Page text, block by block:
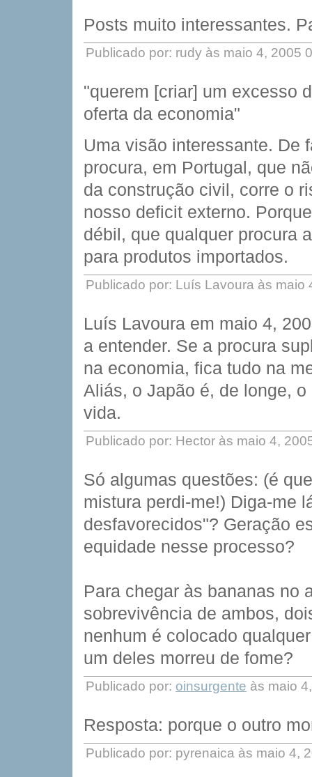
Posts muito interessantes.
Publicado por: rudy às maio 4, 2005
"querem [criar] um excesso
oferta da economia"
Uma visão interessante. De
procura, em Portugal, que
da construção civil, corre o
nosso deficit externo.
débil, que qualquer procura
para produtos importados.
Publicado por: Luís Lavoura às maio
Luís Lavoura em maio 4,
a entender. Se a procura
na economia, fica tudo na
Aliás, o Japão é, de longe,
vida.
Publicado por: Hector às maio 4,
Só algumas questões: (é
mistura perdi-me!) Diga-me
desfavorecidos"? Geração
equidade nesse processo?
Para chegar às bananas no
sobrevivência de ambos,
nenhum é colocado
um deles morreu de fome?
Publicado por: oinsurgente às maio
Resposta: porque o outro
Publicado por: pyrenaica às maio 4,